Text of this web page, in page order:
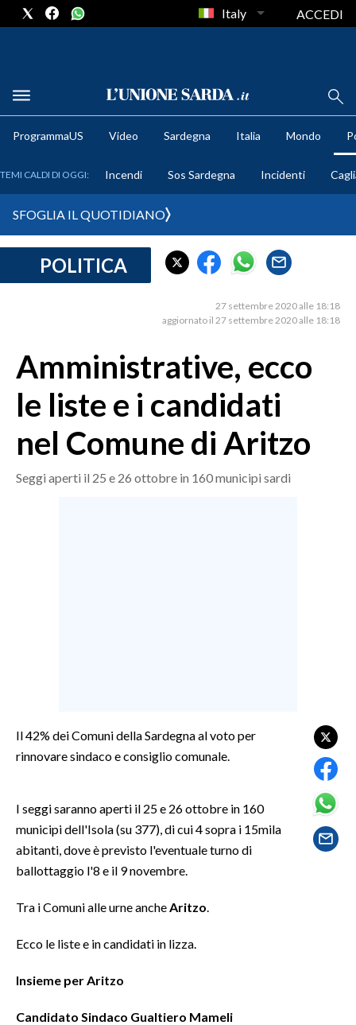
METEO
CRONACA SARDEGNA
MEDIO CAMPIDANO
SASSARI E PROVINCIA
GALLURA
NUORO E PROVINCIA
OGLIASTRA
LAVORO
BANDI
SPORT
RISULTATI E CLASSIFICHE
CALCIO REGIONALE
MOTORI
Italy ACCEDI
ProgrammaUS Video Sardegna Italia Mondo
TEMI CALDI DI OGGI: Incendi Sos Sardegna Incidenti
SFOGLIA IL QUOTIDIANO
POLITICA
27 settembre 2020 alle 18:18
aggiornato il 27 settembre 2020 alle 18:18
Amministrative, ecco
le liste e i candidati
nel Comune di Aritzo
Seggi aperti il 25 e 26 ottobre in 160 municipi sardi
Il 42% dei Comuni della Sardegna al voto per
rinnovare sindaco e consiglio comunale.
I seggi saranno aperti il 25 e 26 ottobre in 160
municipi dell'Isola (su 377), di cui 4 sopra i 15mila
abitanti, dove è previsto l'eventuale turno di
ballottaggio l'8 e il 9 novembre.
Tra i Comuni alle urne ancheAritzo.
Ecco le liste e in candidati in lizza.
Insieme per Aritzo
Candidato Sindaco Gualtiero Mameli